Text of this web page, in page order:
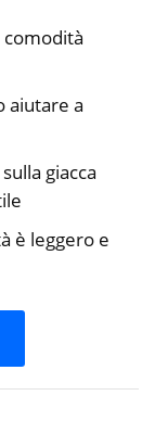
aiutare a
giacca
è leggero e